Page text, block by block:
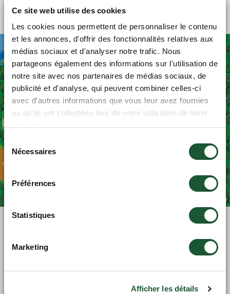
Ce site web utilise des cookies
Les cookies nous permettent de personnaliser le contenu
et les annonces, d'offrir des fonctionnalités relatives aux
médias sociaux et d'analyser notre trafic. Nous
partageons également des informations sur l'utilisation de
notre site avec nos partenaires de médias sociaux, de
publicité et d'analyse, qui peuvent combiner celles-ci
avec d'autres informations que vous leur avez fournies
ou qu'ils ont collectées lors de votre utilisation de leurs
Sélection
consentement
Nécessaires
Préférences
Statistiques
Marketing
Afficher les détails
PROMO L'ÉTÉ EN GRAND
👋 Attends une petite seconde... tu as vu notre
Profite de
sur une sélection de
grands chalets, du dimanche au jeudi, pour des
9 au 13 août, et du 16 au 20 août.
vivre l'été... en grand! 🌲